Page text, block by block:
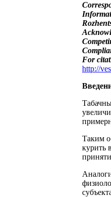
For
http://
Таким
курить